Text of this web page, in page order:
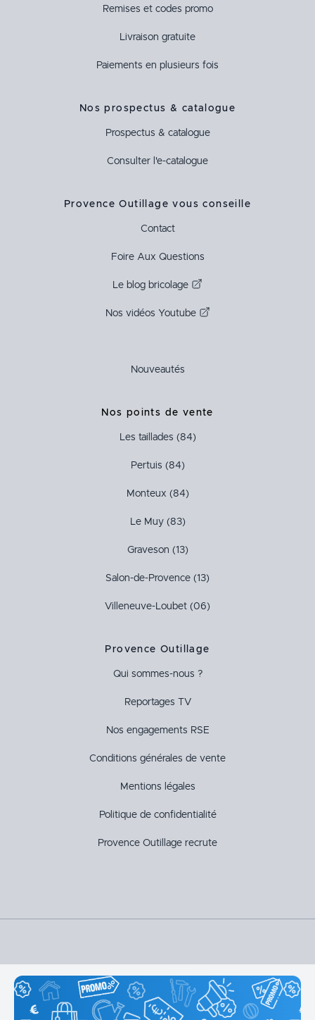
Remises et codes promo
Livraison gratuite
Paiements en plusieurs fois
Nos prospectus & catalogue
Prospectus & catalogue
Consulter l'e-catalogue
Provence Outillage vous conseille
Contact
Foire Aux Questions
Le blog bricolage
Nos vidéos Youtube
Nouveautés
Nos points de vente
Les taillades (84)
Pertuis (84)
Monteux (84)
Le Muy (83)
Graveson (13)
Salon-de-Provence (13)
Villeneuve-Loubet (06)
Provence Outillage
Qui sommes-nous ?
Reportages TV
Nos engagements RSE
Conditions générales de vente
Mentions légales
Politique de confidentialité
Provence Outillage recrute